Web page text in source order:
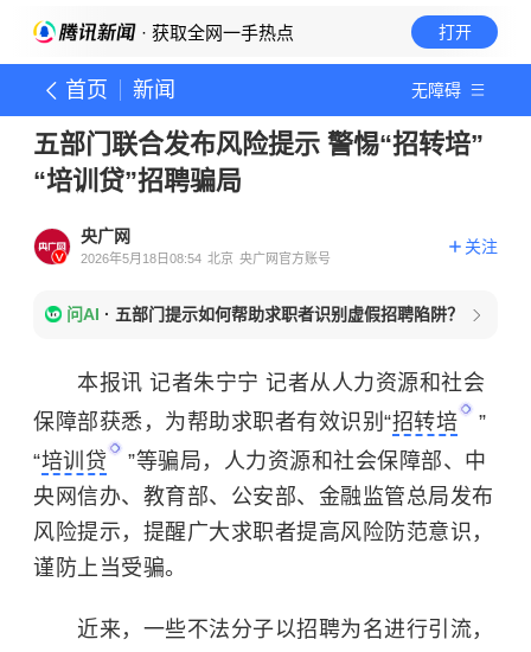
· 获取全网一手热点 打开
首页 新闻 无障碍
五部门联合发布风险提示 警惕“招转培”
“培训贷”招聘骗局
央广网
2026年5月18日08:54 北京 央广网官方账号
关注
问AI · 五部门提示如何帮助求职者识别虚假招聘陷阱？
本报讯 记者朱宁宁 记者从人力资源和社会
保障部获悉，为帮助求职者有效识别“招转培
”
“培训贷
”等骗局，人力资源和社会保障部、中
央网信办、教育部、公安部、金融监管总局发布
风险提示，提醒广大求职者提高风险防范意识，
谨防上当受骗。
近来，一些不法分子以招聘为名进行引流，